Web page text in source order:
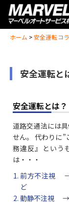
ホーム >安全運転コ
安全運転と
安全運転とは？
道路交通法には
せん。 代わりに
務違反』という
は・・・
前方不注視 →
ど
動静不注視 →